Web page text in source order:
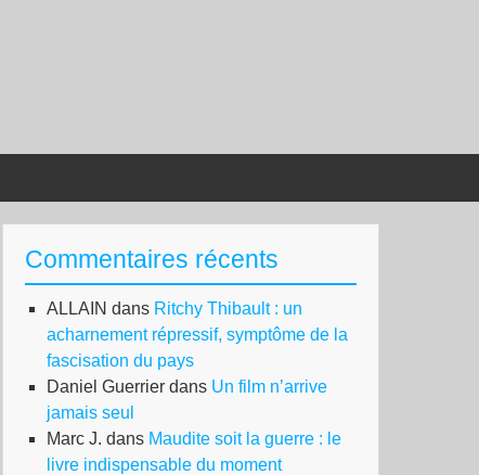
Commentaires récents
ALLAIN dans Ritchy Thibault : un
acharnement répressif, symptôme de la
fascisation du pays
Daniel Guerrier dans Un film n’arrive
jamais seul
Marc J. dans Maudite soit la guerre : le
livre indispensable du moment